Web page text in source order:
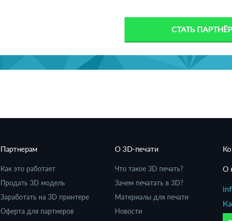
СТАТЬ
Партнерам
Как это работает
Продать 3D модель
Заработать на 3D принтере
Оферта для партнеров
О 3D-печати
Что такое 3D печать?
Зачем печатать в 3D?
Материалы для печати
Новости
О